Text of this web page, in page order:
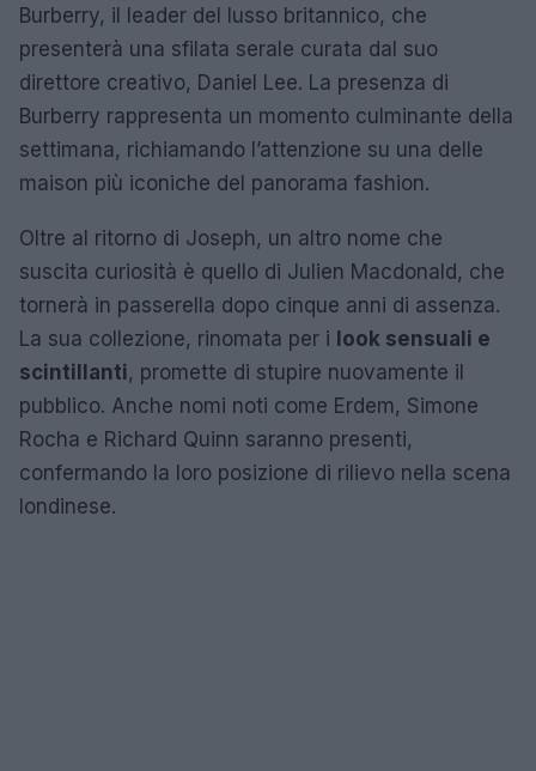
Burberry, il leader del lusso britannico, che
presenterà una sfilata serale curata dal suo
direttore creativo, Daniel Lee. La presenza di
Burberry rappresenta un momento culminante della
settimana, richiamando l’attenzione su una delle
maison più iconiche del panorama fashion.
Oltre al ritorno di Joseph, un altro nome che
suscita curiosità è quello di Julien Macdonald, che
tornerà in passerella dopo cinque anni di assenza.
La sua collezione, rinomata per i look sensuali e
scintillanti, promette di stupire nuovamente il
pubblico. Anche nomi noti come Erdem, Simone
Rocha e Richard Quinn saranno presenti,
confermando la loro posizione di rilievo nella scena
londinese.